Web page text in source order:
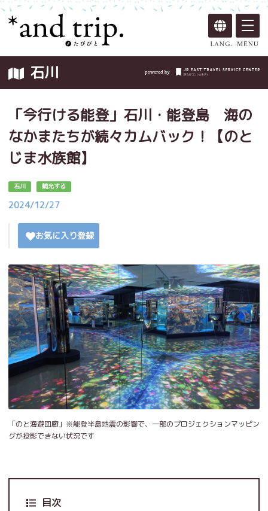
石川
「今行ける能登」石川・能登島 海の
なかまたちが続々カムバック！【のと
じま水族館】
石川 観光する
2024/12/27
お気に入り登録
「のと海遊回廊」※能登半島地震の影響で、一部のプロジェクションマッピン
グが投影できない状況です
目次